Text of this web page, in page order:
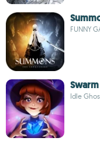
FUNNY
Idle